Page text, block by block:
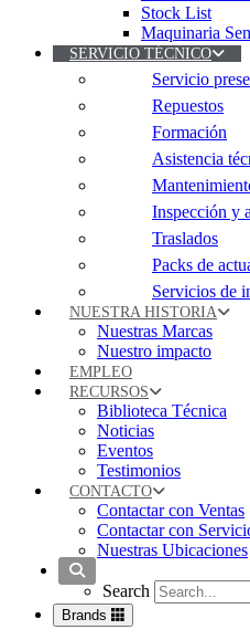
Stock List
Maquinaria
SERVICIO TÉCNICO
Servicio
Repuestos
Formación
Asistencia
Inspección y
Traslados
Packs de
Servicios de
NUESTRA HISTORIA
Nuestras Marcas
Nuestro impacto
EMPLEO
RECURSOS
Biblioteca Técnica
Noticias
Eventos
Testimonios
CONTACTO
Contactar con Ventas
Contactar con
Nuestras Ubicaciones
Search
Brands